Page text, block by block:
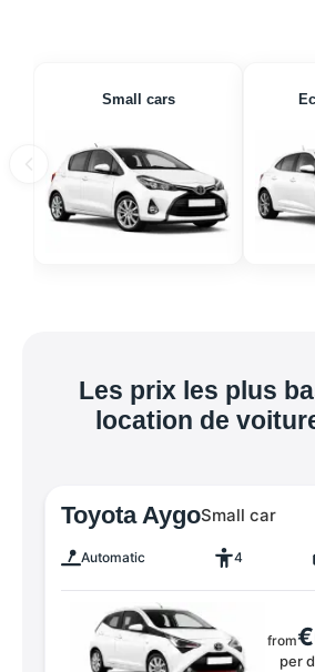
Small cars
Les prix les plus
location de
Toyota AygoSmall car
Automatic 4
from
per